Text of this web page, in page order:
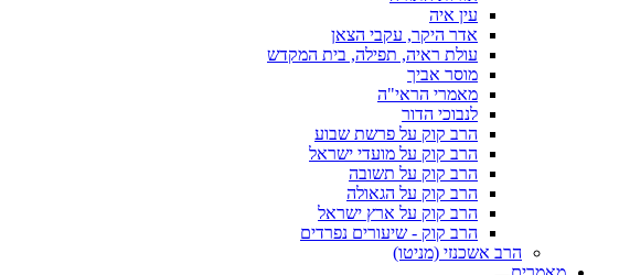
עין איה
אדר היקר, עקבי הצאן
עולת ראיה, תפילה, בית המקדש
מוסר אביך
מאמרי הראי"ה
לנבוכי הדור
הרב קוק על פרשת שבוע
הרב קוק על מועדי ישראל
הרב קוק על תשובה
הרב קוק על הגאולה
הרב קוק על ארץ ישראל
הרב קוק - שיעורים נפרדים
הרב אשכנזי (מניטו)